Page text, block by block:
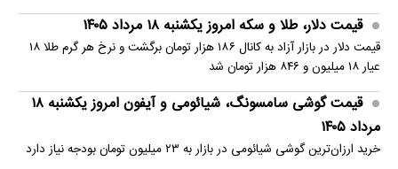
قیمت دلار، طلا و سکه امروز یکشنبه ۱۸ مرداد ۱۴۰۵
قیمت دلار در بازار آزاد به کانال ۱۸۶ هزار تومان برگشت و نرخ هر گرم طلا ۱۸
عیار ۱۸ میلیون و ۸۴۶ هزار تومان شد
قیمت گوشی سامسونگ، شیائومی و آیفون امروز یکشنبه ۱۸
مرداد ۱۴۰۵
خرید ارزان‌ترین گوشی شیائومی در بازار به ۲۳ میلیون تومان بودجه نیاز دارد